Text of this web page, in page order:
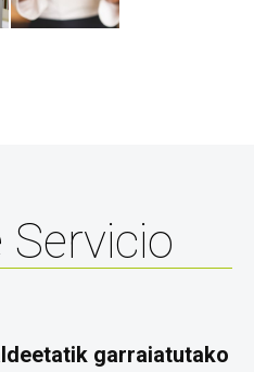
garraiatutako